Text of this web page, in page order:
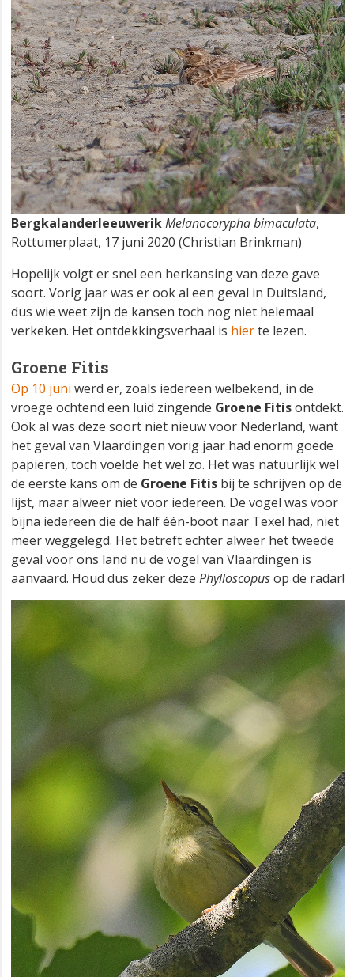
BergkalanderleeuwerikMelanocorypha bimaculata,
Rottumerplaat, 17 juni 2020 (Christian Brinkman)
Hopelijk volgt er snel een herkansing van deze gave
soort. Vorig jaar was er ook al een geval in Duitsland,
dus wie weet zijn de kansen toch nog niet helemaal
verkeken. Het ontdekkingsverhaal is hierte lezen.
Groene Fitis
Op 10 juni werd er, zoals iedereen welbekend, in de
vroege ochtend een luid zingende Groene Fitisontdekt.
Ook al was deze soort niet nieuw voor Nederland, want
het geval van Vlaardingen vorig jaar had enorm goede
papieren, toch voelde het wel zo. Het was natuurlijk wel
de eerste kans om de Groene Fitis bij te schrijven op de
lijst, maar alweer niet voor iedereen. De vogel was voor
bijna iedereen die de half één-boot naar Texel had, niet
meer weggelegd. Het betreft echter alweer het tweede
geval voor ons land nu de vogel van Vlaardingen is
aanvaard. Houd dus zeker deze Phylloscopusop de radar!